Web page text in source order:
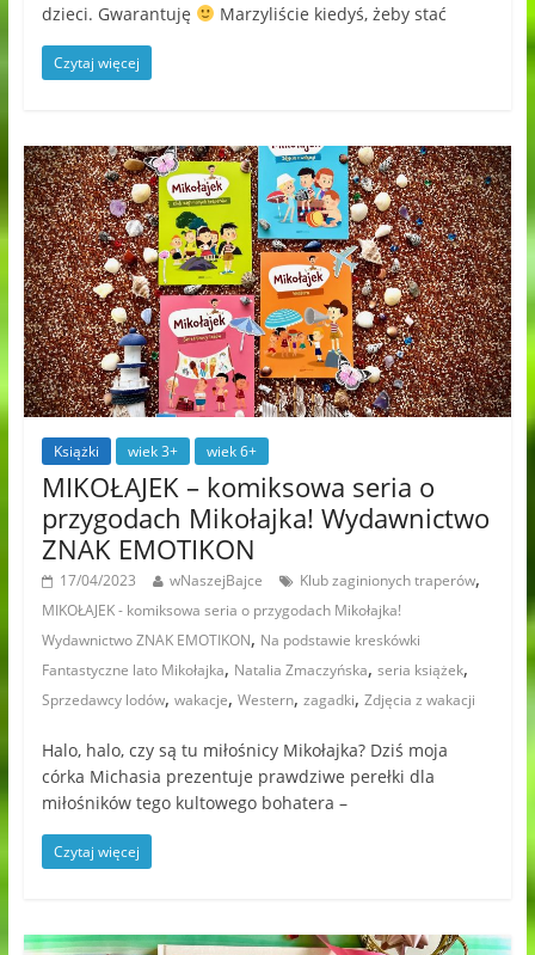
dzieci. Gwarantuję
Marzyliście kiedyś, żeby stać
Czytaj więcej
Książki wiek 3+ wiek 6+
MIKOŁAJEK – komiksowa seria o
przygodach Mikołajka! Wydawnictwo
ZNAK EMOTIKON
17/04/2023 wNaszejBajce Klub zaginionych traperów,
MIKOŁAJEK - komiksowa seria o przygodach Mikołajka!
Wydawnictwo ZNAK EMOTIKON, Na podstawie kreskówki
Fantastyczne lato Mikołajka, Natalia Zmaczyńska, seria książek,
Sprzedawcy lodów, wakacje, Western, zagadki, Zdjęcia z wakacji
Halo, halo, czy są tu miłośnicy Mikołajka? Dziś moja
córka Michasia prezentuje prawdziwe perełki dla
miłośników tego kultowego bohatera –
Czytaj więcej